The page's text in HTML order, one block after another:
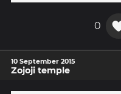
0
10 September 2015
Zojoji temple